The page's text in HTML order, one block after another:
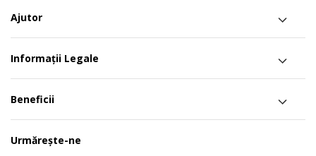
Ajutor
Informații Legale
Beneficii
Urmărește-ne